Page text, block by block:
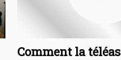
Comment la